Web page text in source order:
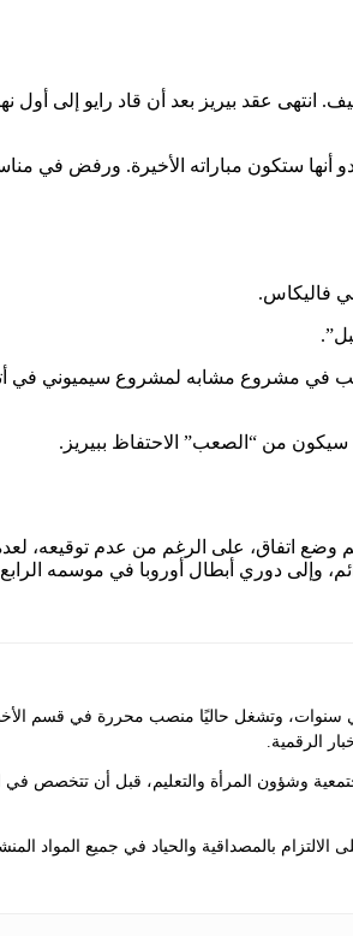
انتهى عقد بيريز بعد أن قاد رايو
بالاس في لايبزيغ، والتي يبدو أنها ستكون
فاليكاس.
مشروع مشابه لمشروع سيميوني في
سيكون من “الصعب” الاحتفاظ ببيريز.
وضع اتفاق، على الرغم من عدم توقيعه،
وإلى دوري أبطال أوروبا في موسمه
وتشغل حاليًا منصب محررة في قسم
الرقمية.
وشؤون المرأة والتعليم، قبل أن تتخصص
بالمصداقية والحياد في جميع المواد